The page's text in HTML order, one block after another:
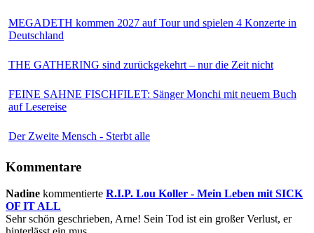
MEGADETH kommen 2027 auf Tour und spielen 4 Konzerte in
Deutschland
THE GATHERING sind zurückgekehrt – nur die Zeit nicht
FEINE SAHNE FISCHFILET: Sänger Monchi mit neuem Buch
auf Lesereise
Der Zweite Mensch - Sterbt alle
Kommentare
Nadine kommentierte R.I.P. Lou Koller - Mein Leben mit SICK
OF IT ALL
Sehr schön geschrieben, Arne! Sein Tod ist ein großer Verlust, er